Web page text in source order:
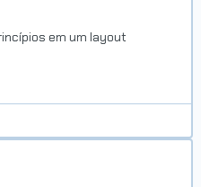
em um layout